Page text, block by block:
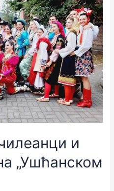
и
„Ушћанском